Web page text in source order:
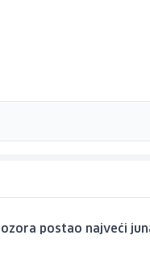
postao najveći